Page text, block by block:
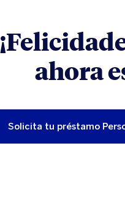
ahora
Solicita tu préstamo